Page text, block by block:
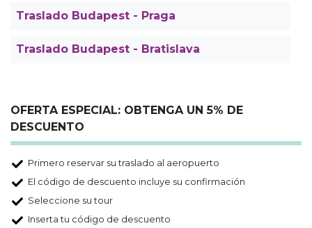
Traslado Budapest - Praga
Traslado Budapest - Bratislava
OFERTA ESPECIAL: OBTENGA UN 5% DE
DESCUENTO
Primero reservar su traslado al aeropuerto
El código de descuento incluye su confirmación
Seleccione su tour
Inserta tu código de descuento